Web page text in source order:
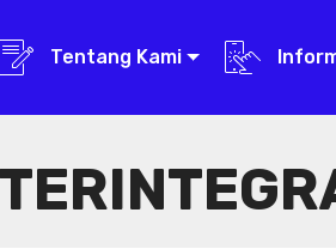
Tentang Kami